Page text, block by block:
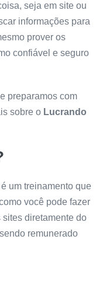
seja em site ou
informações para
prover os
confiável e seguro
preparamos com
sobre o Lucrando
um treinamento que
você pode fazer
diretamente do
remunerado